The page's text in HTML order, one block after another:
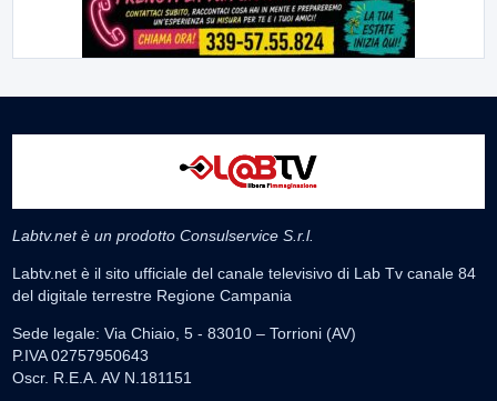
Labtv.net è un prodotto Consulservice S.r.l.
Labtv.net è il sito ufficiale del canale televisivo di Lab Tv canale 84
del digitale terrestre Regione Campania
Sede legale: Via Chiaio, 5 - 83010 – Torrioni (AV)
P.IVA 02757950643
Oscr. R.E.A. AV N.181151